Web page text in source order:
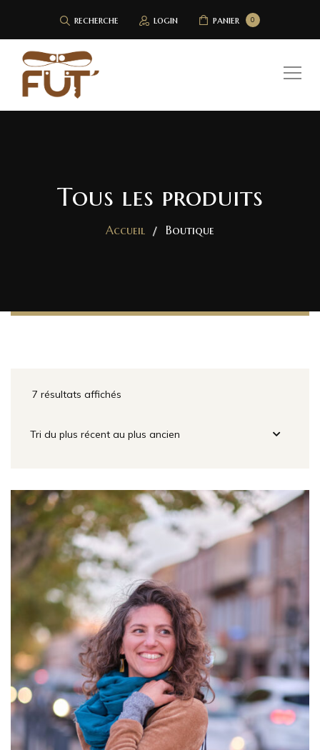
recherche login 0
panier
Tous les produits
Accueil Boutique
7 résultats affichés